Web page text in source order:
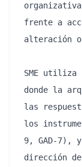
frente a
alteración
SME utiliza
donde la
las
los
9, GAD-7),
dirección